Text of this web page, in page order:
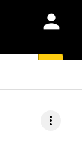
person
more_vert